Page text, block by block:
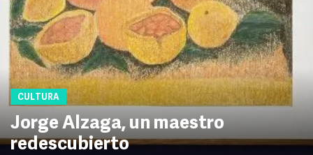
CULTURA
Jorge Alzaga, un maestro
redescubierto